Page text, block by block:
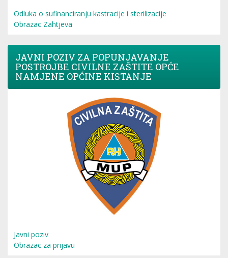
Odluka o sufinanciranju kastracije i sterilizacije
Obrazac Zahtjeva
JAVNI POZIV ZA POPUNJAVANJE
POSTROJBE CIVILNE ZAŠTITE OPĆE
NAMJENE OPĆINE KISTANJE
Javni poziv
Obrazac za prijavu